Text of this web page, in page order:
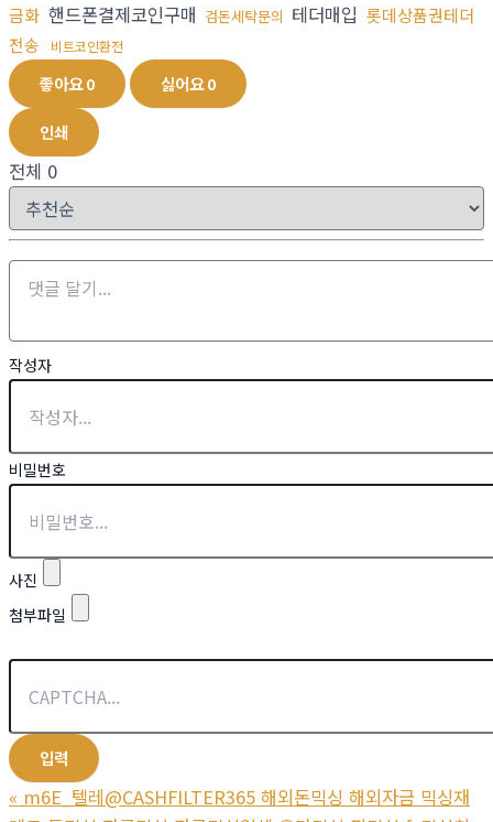
금화 핸드폰결제코인구매 검돈세탁문의 테더매입 롯데상품권테더
전송
비트코인환전
좋아요0 싫어요0
인쇄
전체 0
작성자
비밀번호
사진
첨부파일
« m6E_텔레@CASHFILTER365 해외돈믹싱 해외자금 믹싱재